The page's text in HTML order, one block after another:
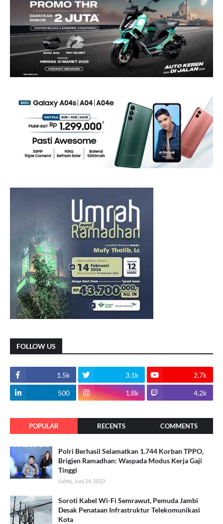
FOLLOW US
1.5k 3.1k 2.7k
500 1.8k 4.2k
POPULAR RECENTS COMMENTS
Polri Berhasil Selamatkan 1.744 Korban TPPO,
Brigjen Ramadhan: Waspada Modus Kerja Gaji
Tinggi
Sabtu, Juni 24, 2023
Soroti Kabel Wi-Fi Semrawut, Pemuda Jambi
Desak Penataan Infrastruktur Telekomunikasi
Kota